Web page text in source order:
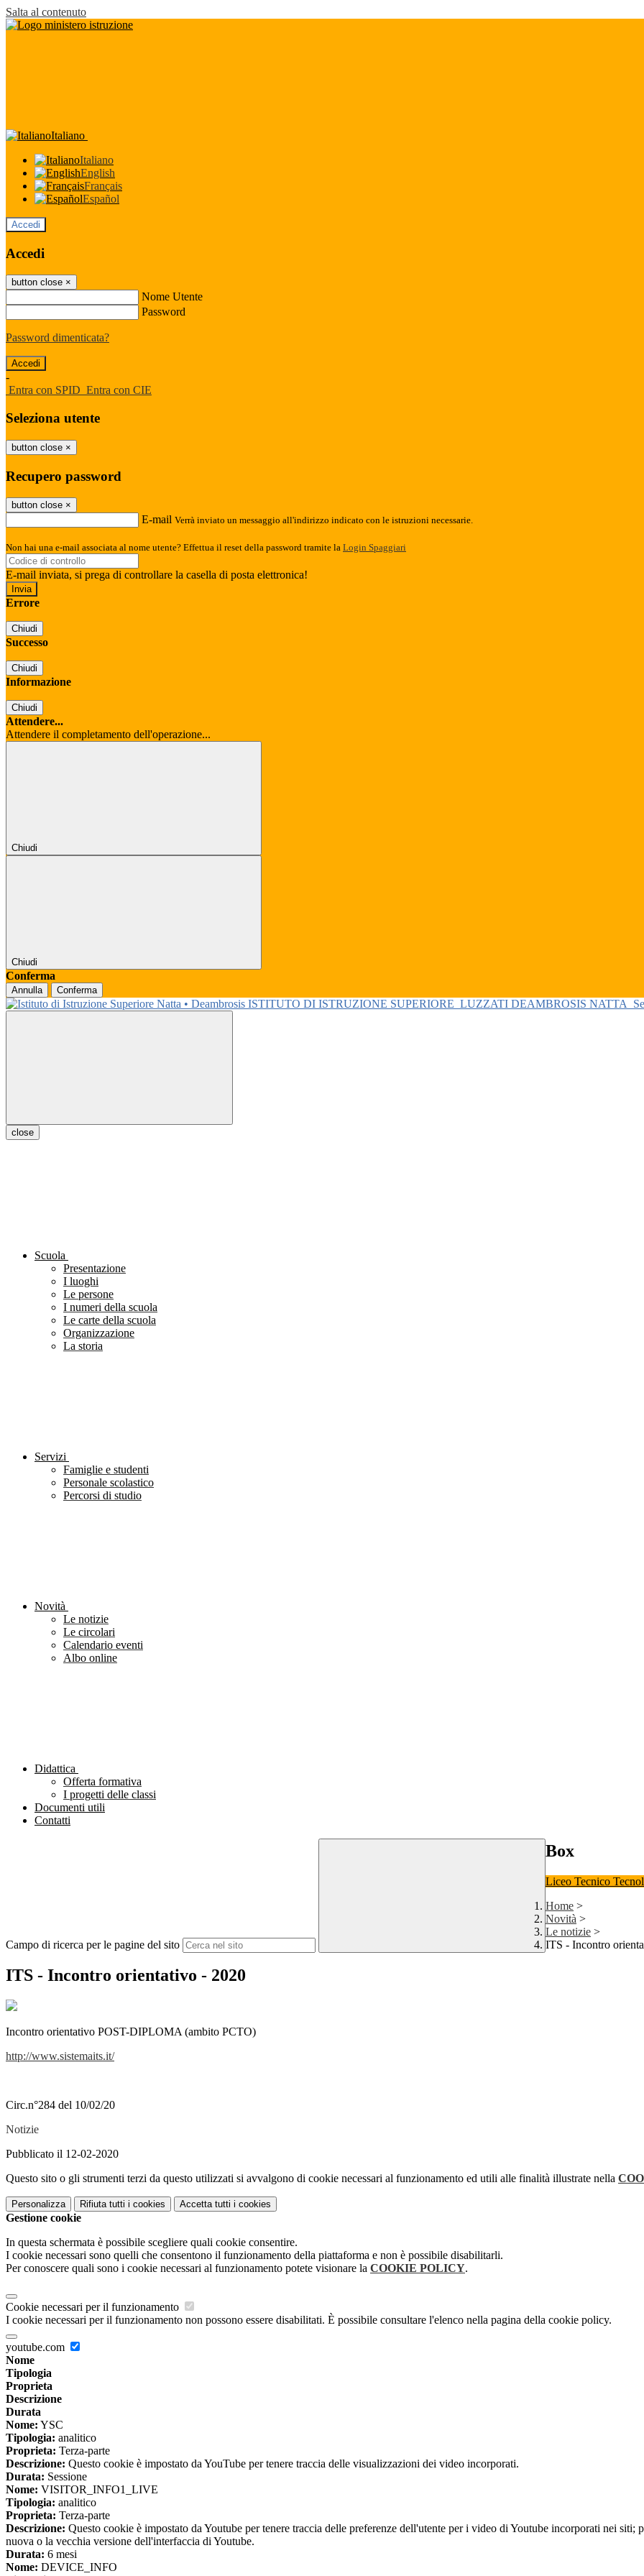
Salta al contenuto
Italiano
Italiano
English
Français
Español
Accedi
Accedi
button close ×
Nome Utente
Password
Password dimenticata?
-
Entra con SPID Entra con CIE
Seleziona utente
button close ×
Recupero password
button close ×
E-mail Verrà inviato un messaggio all'indirizzo indicato con le istruzioni necessarie.
Non hai una e-mail associata al nome utente? Effettua il reset della password tramite la Login Spaggiari
E-mail inviata, si prega di controllare la casella di posta elettronica!
Errore
Chiudi
Successo
Chiudi
Informazione
Chiudi
Attendere...
Attendere il completamento dell'operazione...
Chiudi
Chiudi
Conferma
Annulla Conferma
ISTITUTO DI ISTRUZIONE SUPERIORE LUZZATI DEAMBROSIS NATTA
close
Scuola
Presentazione
I luoghi
Le persone
I numeri della scuola
Le carte della scuola
Organizzazione
La storia
Servizi
Famiglie e studenti
Personale scolastico
Percorsi di studio
Novità
Le notizie
Le circolari
Calendario eventi
Albo online
Didattica
Offerta formativa
I progetti delle classi
Documenti utili
Contatti
Campo di ricerca per le pagine del sito
Box
Liceo Tecnico
Home >
Novità >
Le notizie >
ITS - Incontro
ITS - Incontro orientativo - 2020
Incontro orientativo POST-DIPLOMA (ambito PCTO)
http://www.sistemaits.it/
Circ.n°284 del 10/02/20
Notizie
Pubblicato il 12-02-2020
Questo sito o gli strumenti terzi da questo utilizzati si avvalgono di cookie necessari al funzionamento ed utili alle finalità illustrate nella
Personalizza Rifiuta tutti i cookies Accetta tutti i cookies
Gestione cookie
In questa schermata è possibile scegliere quali cookie consentire.
I cookie necessari sono quelli che consentono il funzionamento della piattaforma e non è possibile disabilitarli.
Per conoscere quali sono i cookie necessari al funzionamento potete visionare la COOKIE POLICY.
Cookie necessari per il funzionamento
I cookie necessari per il funzionamento non possono essere disabilitati. È possibile consultare l'elenco nella pagina della cookie policy.
youtube.com
Nome
Tipologia
Proprieta
Descrizione
Durata
Nome: YSC
Tipologia: analitico
Proprieta: Terza-parte
Descrizione: Questo cookie è impostato da YouTube per tenere traccia delle visualizzazioni dei video incorporati.
Durata: Sessione
Nome: VISITOR_INFO1_LIVE
Tipologia: analitico
Proprieta: Terza-parte
Descrizione: Questo cookie è impostato da Youtube per tenere traccia delle preferenze dell'utente per i video di Youtube incorporati nei
nuova o la vecchia versione dell'interfaccia di Youtube.
Durata: 6 mesi
Nome: DEVICE_INFO